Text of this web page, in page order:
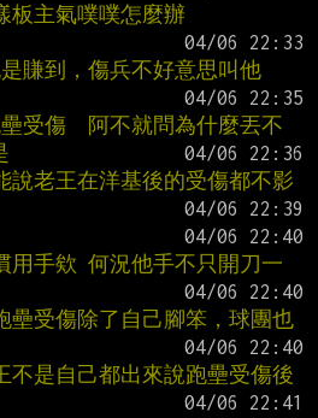
板主氣噗噗怎麼辦
賺到，傷兵不好意思叫他
受傷  阿不就問為什麼丟不
老王在洋基後的受傷都不影
用手欸 何況他手不只開刀一
壘受傷除了自己腳笨，球團也
不是自己都出來說跑壘受傷後